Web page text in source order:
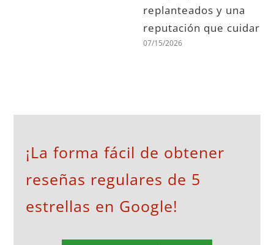
replanteados y una
reputación que cuidar
07/15/2026
¡La forma fácil de obtener
reseñas regulares de 5
estrellas en Google!